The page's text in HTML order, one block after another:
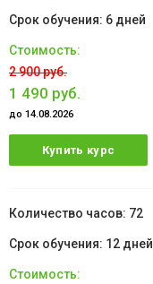
6 дней
2 900 руб.
1 490 руб.
до 14.08.2026
Купить курс
72
12 дней